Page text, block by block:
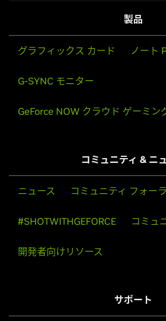
製品
グラフィックス カード ノート
G-SYNC モニター
GeForce NOW クラウド ゲーミン
コミュニティ & ニ
ニュース コミュニティ フォー
#SHOTWITHGEFORCE コミュ
開発者向けリソース
サポート